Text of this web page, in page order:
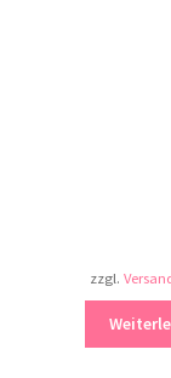
zzgl.